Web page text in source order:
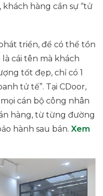
khách hàng cần sự “tử
triển, để có thể tồn
cái tên mà khách
tốt đẹp, chỉ có 1
tử tế”. Tại CDoor,
cán bộ công nhân
hàng, từ từng đường
hành sau bán. Xem